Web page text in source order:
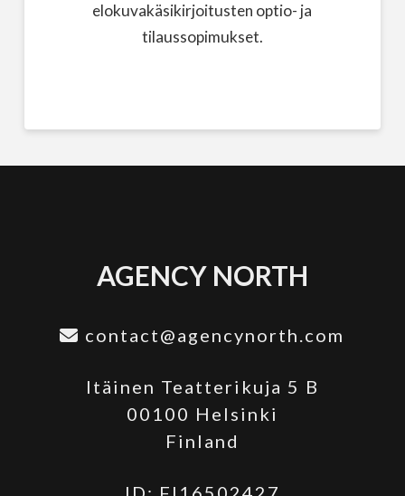
elokuvakäsikirjoitusten optio- ja
tilaussopimukset.
AGENCY NORTH
contact@agencynorth.com
Itäinen Teatterikuja 5 B
00100 Helsinki
Finland